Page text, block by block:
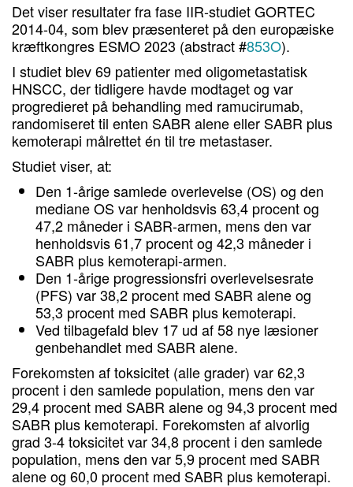
Det viser resultater fra fase IIR-studiet GORTEC
2014-04, som blev præsenteret på den europæiske
kræftkongres ESMO 2023 (abstract #853O).
I studiet blev 69 patienter med oligometastatisk
HNSCC, der tidligere havde modtaget og var
progredieret på behandling med ramucirumab,
randomiseret til enten SABR alene eller SABR plus
kemoterapi målrettet én til tre metastaser.
Studiet viser, at:
Den 1-årige samlede overlevelse (OS) og den
mediane OS var henholdsvis 63,4 procent og
47,2 måneder i SABR-armen, mens den var
henholdsvis 61,7 procent og 42,3 måneder i
SABR plus kemoterapi-armen.
Den 1-årige progressionsfri overlevelsesrate
(PFS) var 38,2 procent med SABR alene og
53,3 procent med SABR plus kemoterapi.
Ved tilbagefald blev 17 ud af 58 nye læsioner
genbehandlet med SABR alene.
Forekomsten af toksicitet (alle grader) var 62,3
procent i den samlede population, mens den var
29,4 procent med SABR alene og 94,3 procent med
SABR plus kemoterapi. Forekomsten af alvorlig
grad 3-4 toksicitet var 34,8 procent i den samlede
population, mens den var 5,9 procent med SABR
alene og 60,0 procent med SABR plus kemoterapi.